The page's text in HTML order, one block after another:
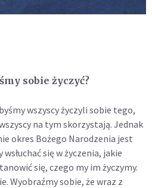
sobie życzyć?
wszyscy życzyli sobie tego,
na tym skorzystają. Jednak
okres Bożego Narodzenia jest
się w życzenia, jakie
się, czego my im życzymy.
Wyobraźmy sobie, że wraz z